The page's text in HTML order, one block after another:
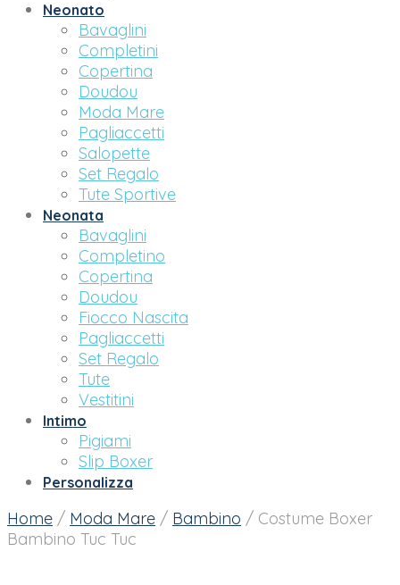
Neonato
Bavaglini
Completini
Copertina
Doudou
Moda Mare
Pagliaccetti
Salopette
Set Regalo
Tute Sportive
Neonata
Bavaglini
Completino
Copertina
Doudou
Fiocco Nascita
Pagliaccetti
Set Regalo
Tute
Vestitini
Intimo
Pigiami
Slip Boxer
Personalizza
Home / Moda Mare / Bambino / Costume Boxer
Bambino Tuc Tuc